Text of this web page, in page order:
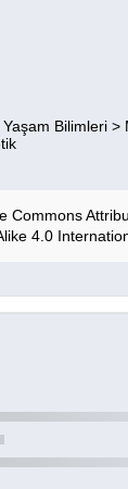
Bilimleri >
Commons
4.0